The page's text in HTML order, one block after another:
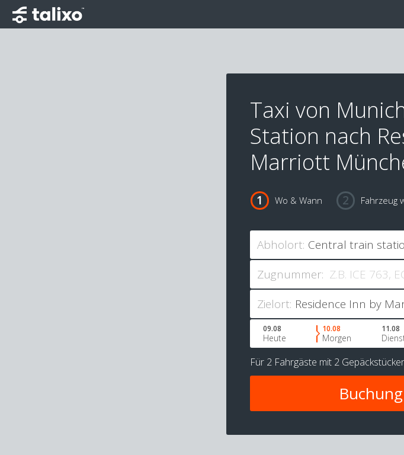
Taxi von
Station nach
Marriott
Wo & Wann Fahrzeug
Abholort:
Zugnummer:
Zielort:
09.08
Heute
10.08
Morgen
11.08
Für 2 Fahrgäste mit 2